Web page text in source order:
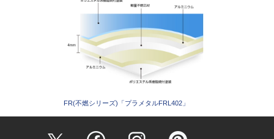
FR(不燃シリーズ)「プラメタルFRL402」